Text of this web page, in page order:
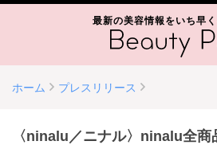
最新の美容情報をいち早く
ホーム プレスリリース
〈ninalu／ニナル〉ninalu全